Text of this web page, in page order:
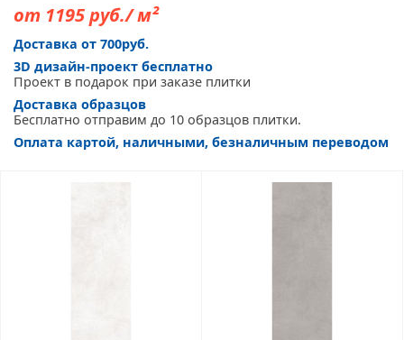
от 1195 руб./ м²
Доставка от 700руб.
3D дизайн-проект бесплатно
Проект в подарок при заказе плитки
Доставка образцов
Бесплатно отправим до 10 образцов плитки.
Оплата картой, наличными, безналичным переводом